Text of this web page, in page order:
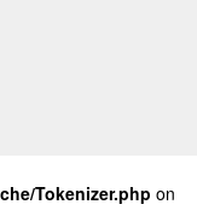
Tokenizer.php on